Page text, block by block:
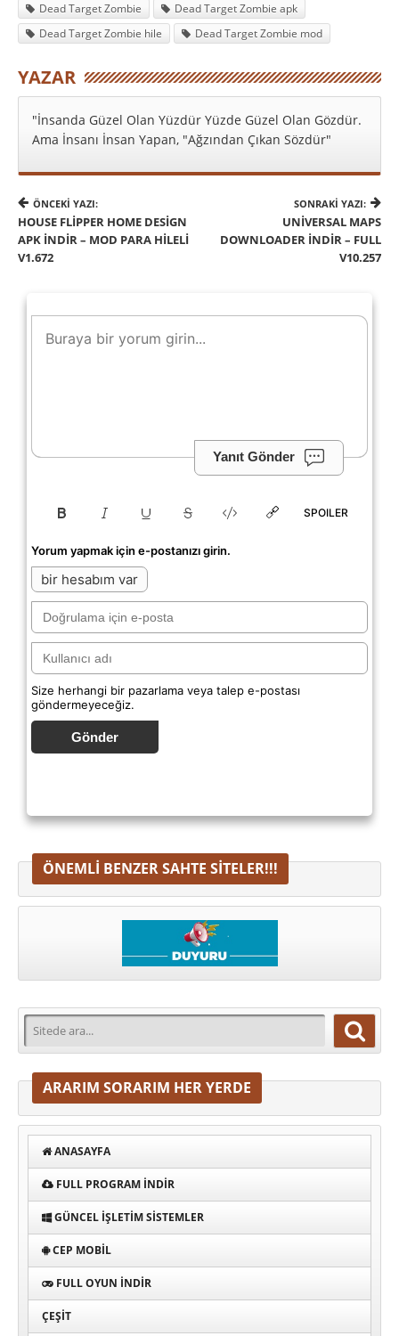
Dead Target Zombie
Dead Target Zombie apk
Dead Target Zombie hile
Dead Target Zombie mod
YAZAR
"İnsanda Güzel Olan Yüzdür Yüzde Güzel Olan Gözdür.
Ama İnsanı İnsan Yapan, "Ağzından Çıkan Sözdür"
ÖNCEKI YAZI:
HOUSE FLIPPER HOME DESIGN
APK İNDIR – MOD PARA HILELI
V1.672
SONRAKI YAZI:
UNIVERSAL MAPS
DOWNLOADER İNDIR – FULL
V10.257
Yanıt Gönder
SPOILER
Yorum yapmak için e-postanızı girin.
bir hesabım var
Size herhangi bir pazarlama veya talep e-postası
göndermeyeceğiz.
Gönder
ÖNEMLI BENZER SAHTE SITELER!!!
ARARIM SORARIM HER YERDE
ANASAYFA
FULL PROGRAM INDIR
GÜNCEL İŞLETIM SISTEMLER
CEP MOBIL
FULL OYUN İNDIR
ÇEŞIT